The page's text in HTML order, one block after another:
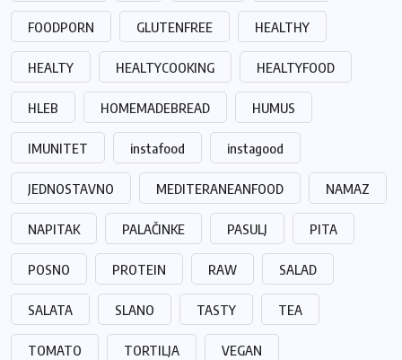
FOODPORN GLUTENFREE HEALTHY
HEALTY HEALTYCOOKING HEALTYFOOD
HLEB HOMEMADEBREAD HUMUS
IMUNITET instafood instagood
JEDNOSTAVNO MEDITERANEANFOOD NAMAZ
NAPITAK PALAČINKE PASULJ PITA
POSNO PROTEIN RAW SALAD
SALATA SLANO TASTY TEA
TOMATO TORTILJA VEGAN